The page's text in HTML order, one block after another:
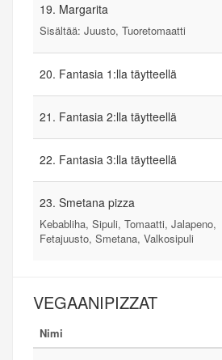
19. Margarita
Sisältää: Juusto, Tuoretomaatti
20. Fantasia 1:lla täytteellä
21. Fantasia 2:lla täytteellä
22. Fantasia 3:lla täytteellä
23. Smetana pizza
Kebabliha, Sipuli, Tomaatti, Jalapeno,
Fetajuusto, Smetana, Valkosipuli
VEGAANIPIZZAT
Nimi